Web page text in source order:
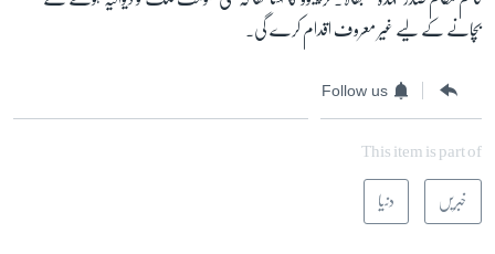
بچانے کے لیے غیر معروف اقدام کرے گی۔
Follow us
This item is part of
خبریں دنیا